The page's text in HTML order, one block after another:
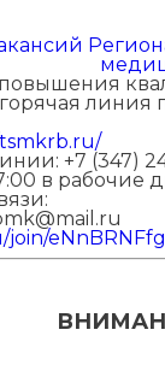
+7 (347)
в рабочие
join/